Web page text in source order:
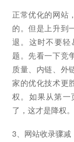
正常优化的网站
的。但是上升到
退。这时不要
题。先看一下竞
质量、内链、外
家的优化技术更
权。如果从第一
了，这才是降权。
3、网站收录骤减